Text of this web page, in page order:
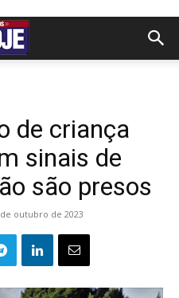
de criança
sinais de
são presos
outubro de 2023